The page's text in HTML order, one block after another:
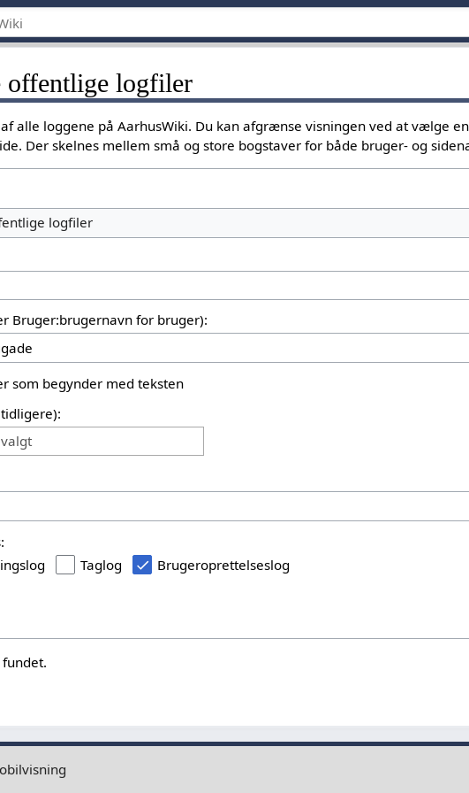
offentlige logfiler
alle loggene på AarhusWiki. Du kan afgrænse visningen ved at vælge
Der skelnes mellem små og store bogstaver for både bruger- og
logfiler
Bruger:brugernavn for bruger):
som begynder med teksten
Taglog Brugeroprettelseslog